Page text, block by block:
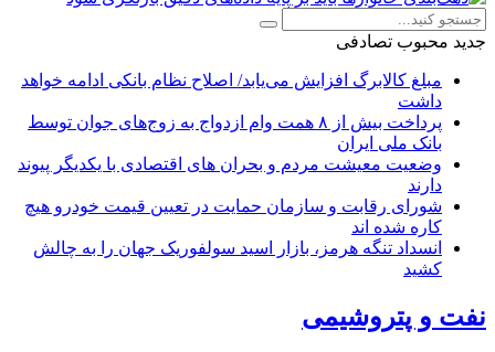
جدید محبوب تصادفی
مبلغ کالابرگ افزایش می‌یابد/ اصلاح نظام بانکی ادامه خواهد
داشت
پرداخت بیش از ۸ همت وام ازدواج به زوج‌های جوان توسط
بانک ملی ایران
وضعیت معیشت مردم و بحران های اقتصادی با یکدیگر پیوند
دارند
شورای رقابت و سازمان حمایت در تعیین قیمت خودرو هیچ
کاره شده اند
انسداد تنگه هرمز، بازار اسید سولفوریک جهان را به چالش
کشید
نفت و پتروشیمی